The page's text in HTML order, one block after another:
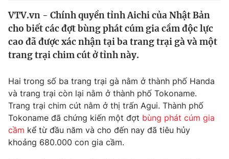
Thế giới
Tin tức
Thế giới đó đây
Câu chuyện quốc tế
Kinh tế
Thị trường
Góc doanh nghiệp
Dữ liệu và đời sống
Truyền hình
Phim VTV
Hậu trường
Giải trí
VTV.vn - Chính quyền tỉnh Aichi của Nhật Bản
cho biết các đợt bùng phát cúm gia cầm độc lực
cao đã được xác nhận tại ba trang trại gà và một
trang trại chim cút ở tỉnh này.
Hai trong số ba trang trại gà nằm ở thành phố Handa
và trang trại còn lại nằm ở thành phố Tokoname.
Trang trại chim cút nằm ở thị trấn Agui. Thành phố
Tokoname đã chứng kiến ​​một đợt bùng phát cúm gia
cầm kể từ đầu năm và cho đến nay đã tiêu hủy
khoảng 680.000 con gia cầm.